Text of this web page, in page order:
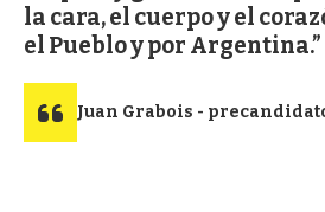
la cara, el cuerpo y el
el Pueblo y por Argentina.
Juan Grabois -